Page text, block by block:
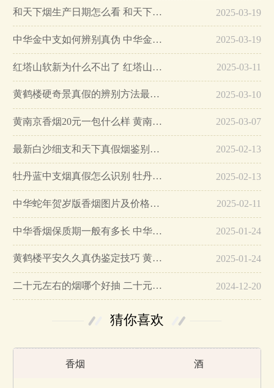
和天下烟生产日期怎么看 和天下烟真假辨别方法六个方面… 2025-03-19
中华金中支如何辨别真伪 中华金中支真假烟鉴别方法… 2025-03-19
红塔山软新为什么不出了 红塔山软新烟停售原因详解… 2025-03-11
黄鹤楼硬奇景真假的辨别方法最简单版… 2025-03-10
黄南京香烟20元一包什么样 黄南京香烟真假鉴别… 2025-03-07
最新白沙细支和天下真假烟鉴别指南… 2025-02-13
牡丹蓝中支烟真假怎么识别 牡丹蓝中支烟真假鉴别带图… 2025-02-13
中华蛇年贺岁版香烟图片及价格大全… 2025-02-11
中华香烟保质期一般有多长 中华香烟保质期在哪里看的… 2025-01-24
黄鹤楼平安久久真伪鉴定技巧 黄鹤楼平安久久二维码在哪里… 2025-01-24
二十元左右的烟哪个好抽 二十元左右的香烟排行榜最新款… 2024-12-20
猜你喜欢
香烟 酒